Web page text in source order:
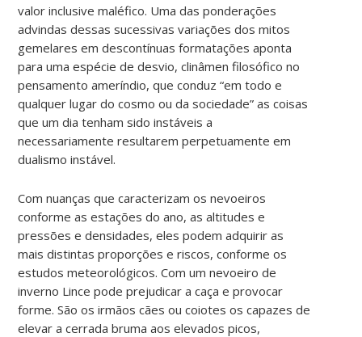
valor inclusive maléfico. Uma das ponderações
advindas dessas sucessivas variações dos mitos
gemelares em descontínuas formatações aponta
para uma espécie de desvio, clinâmen filosófico no
pensamento ameríndio, que conduz “em todo e
qualquer lugar do cosmo ou da sociedade” as coisas
que um dia tenham sido instáveis a
necessariamente resultarem perpetuamente em
dualismo instável.
Com nuanças que caracterizam os nevoeiros
conforme as estações do ano, as altitudes e
pressões e densidades, eles podem adquirir as
mais distintas proporções e riscos, conforme os
estudos meteorológicos. Com um nevoeiro de
inverno Lince pode prejudicar a caça e provocar
forme. São os irmãos cães ou coiotes os capazes de
elevar a cerrada bruma aos elevados picos,